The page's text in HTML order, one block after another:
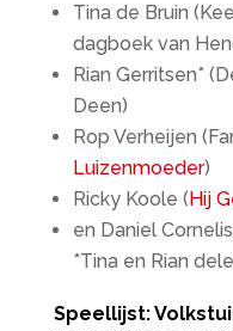
Tina de Bruin
dagboek van
Rian Gerritsen*
Deen)
Rop Verheijen
Luizenmoeder)
Ricky Koole (Hij
en Daniel
*Tina en Rian
Speellijst: